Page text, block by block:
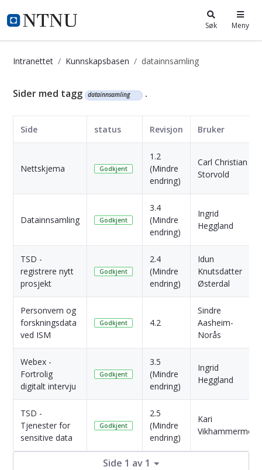
i.ntnu.no Søk Meny
Intranettet Kunnskapsbasen datainnsamling
Kunnskapsbasen
Sider med tagg datainnsamling .
Side status Revisjon Bruker
Nettskjema Godkjent
1.2
(Mindre
endring)
Carl Christian
Storvold
Datainnsamling Godkjent
3.4
(Mindre
endring)
Ingrid
Heggland
TSD -
registrere nytt
prosjekt
Godkjent
2.4
(Mindre
endring)
Idun
Knutsdatter
Østerdal
Personvern og
forskningsdata
ved ISM
Godkjent 4.2
Sindre
Aasheim-
Norås
Webex -
Fortrolig
digitalt intervju
Godkjent
3.5
(Mindre
endring)
Ingrid
Heggland
TSD -
Tjenester for
sensitive data
Godkjent
2.5
(Mindre
endring)
Kari
Vikhammermo
Side 1 av 1